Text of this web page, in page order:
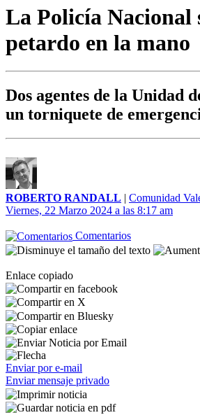
La Policía Nacional
petardo en la mano
Dos agentes de la
un torniquete de
ROBERTO RANDALL | Comunidad
Viernes, 22 Marzo 2024 a las 8:17 am
Comentarios
Enlace copiado
Enviar por e-mail
Enviar mensaje privado